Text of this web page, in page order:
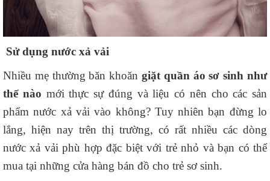
Sử dụng nước xả vải
Nhiều mẹ thường băn khoăn giặt quần áo sơ sinh như
thế nào mới thực sự đúng và liệu có nên cho các sản
phẩm nước xả vải vào không? Tuy nhiên bạn đừng lo
lắng, hiện nay trên thị trường, có rất nhiều các dòng
nước xả vải phù hợp đặc biệt với trẻ nhỏ và bạn có thể
mua tại những cửa hàng bán đồ cho trẻ sơ sinh.